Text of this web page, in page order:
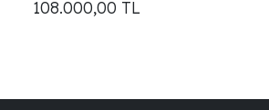
108.000,00 TL